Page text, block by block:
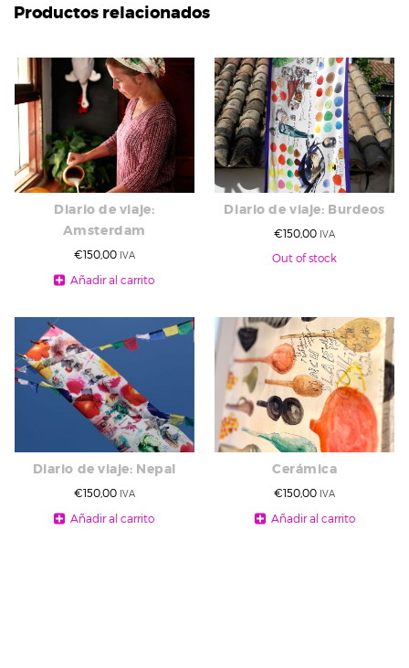
Productos relacionados
Diario de viaje:
Amsterdam
€150,00 IVA
Añadir al carrito
Diario de viaje: Burdeos
€150,00 IVA
Out of stock
Diario de viaje: Nepal
€150,00 IVA
Añadir al carrito
Cerámica
€150,00 IVA
Añadir al carrito